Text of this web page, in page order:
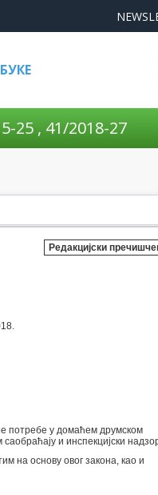
25 , 41/2018-27
Редакцијски
потребе у домаћем друмском
и инспекцијски
на основу овог закона, као и